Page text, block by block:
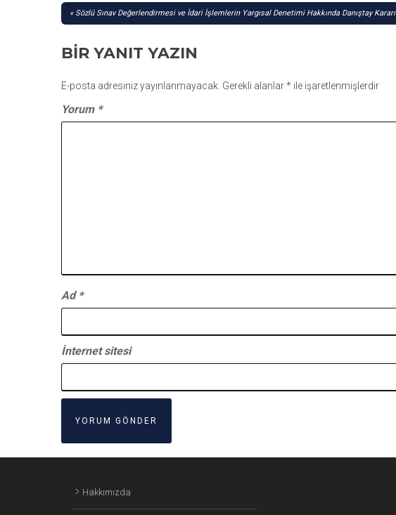
YAZI
Sözlü Sınav Değerlendirmesi ve İdari İşlemlerin Yargısal Denetimi Hakkında Danıştay Kararı
BIR YANIT YAZIN
E-posta adresiniz yayınlanmayacak. Gerekli alanlar* ile işaretlenmişlerdir
Yorum *
Ad *
İnternet sitesi
Hakkımızda